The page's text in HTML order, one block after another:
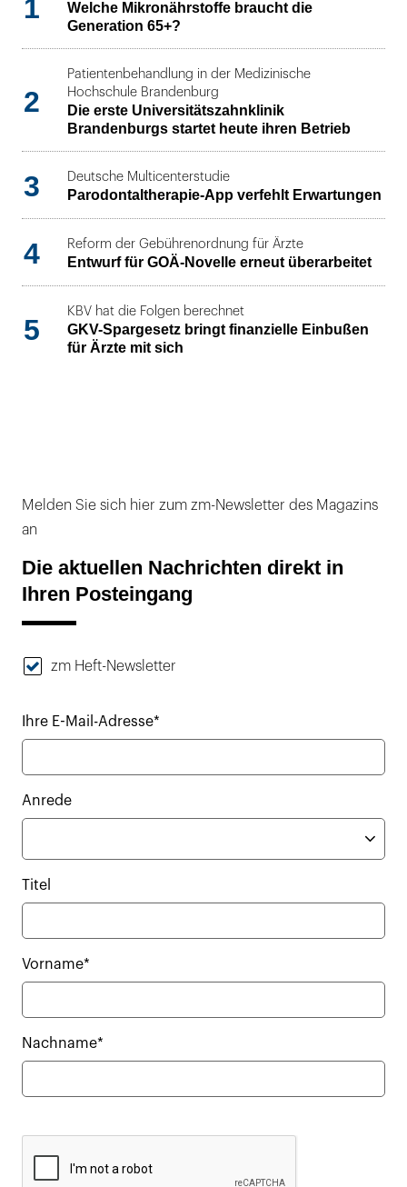
1
Welche Mikronährstoffe braucht die
Generation 65+?
2
Patientenbehandlung in der Medizinische
Hochschule Brandenburg
Die erste Universitätszahnklinik
Brandenburgs startet heute ihren Betrieb
3 Deutsche Multicenterstudie
Parodontaltherapie-App verfehlt Erwartungen
4 Reform der Gebührenordnung für Ärzte
Entwurf für GOÄ-Novelle erneut überarbeitet
5
KBV hat die Folgen berechnet
GKV-Spargesetz bringt finanzielle Einbußen
für Ärzte mit sich
Melden Sie sich hier zum zm-Newsletter des Magazins
an
Die aktuellen Nachrichten direkt in
Ihren Posteingang
zm Heft-Newsletter
Ihre E-Mail-Adresse*
Anrede
Titel
Vorname*
Nachname*